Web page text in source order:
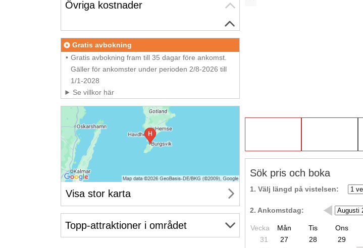
Sök pris och boka
1. Välj längd på vistelsen:
2. Ankomstdag:
Vecka Mån Tis Ons
31
27 28 29
Övriga kostnader
Gratis avbokning
Gratis avbokning fram till 35 dagar före ankomst.
Gäller för ankomster under perioden 2/8-2026 till
1/1-2028
Se villkor här
Visa stor karta
Topp-attraktioner i området